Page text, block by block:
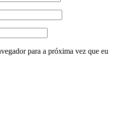
para a próxima vez que eu